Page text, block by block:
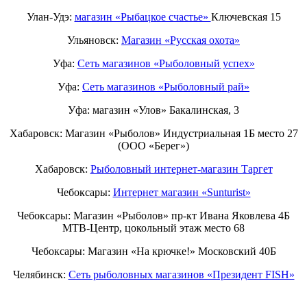
Улан-Удэ: магазин «Рыбацкое счастье» Ключевская 15
Ульяновск: Магазин «Русская охота»
Уфа: Сеть магазинов «Рыболовный успех»
Уфа: Сеть магазинов «Рыболовный рай»
Уфа: магазин «Улов» Бакалинская, 3
Хабаровск: Магазин «Рыболов» Индустриальная 1Б место 27
(ООО «Берег»)
Хабаровск: Рыболовный интернет-магазин Таргет
Чебоксары: Интернет магазин «Sunturist»
Чебоксары: Магазин «Рыболов» пр-кт Ивана Яковлева 4Б
МТВ-Центр, цокольный этаж место 68
Чебоксары: Магазин «На крючке!» Московский 40Б
Челябинск: Сеть рыболовных магазинов «Президент FISH»